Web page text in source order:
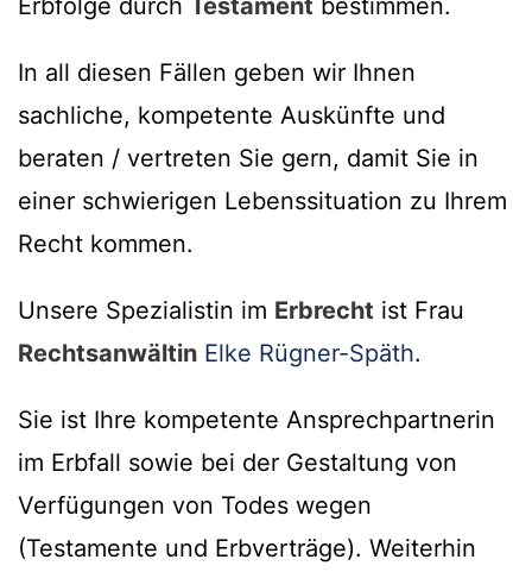
Erbfolge durch Testament bestimmen.
In all diesen Fällen geben wir Ihnen
sachliche, kompetente Auskünfte und
beraten / vertreten Sie gern, damit Sie in
einer schwierigen Lebenssituation zu Ihrem
Recht kommen.
Unsere Spezialistin im Erbrecht ist Frau
Rechtsanwältin Elke Rügner-Späth.
Sie ist Ihre kompetente Ansprechpartnerin
im Erbfall sowie bei der Gestaltung von
Verfügungen von Todes wegen
(Testamente und Erbverträge). Weiterhin